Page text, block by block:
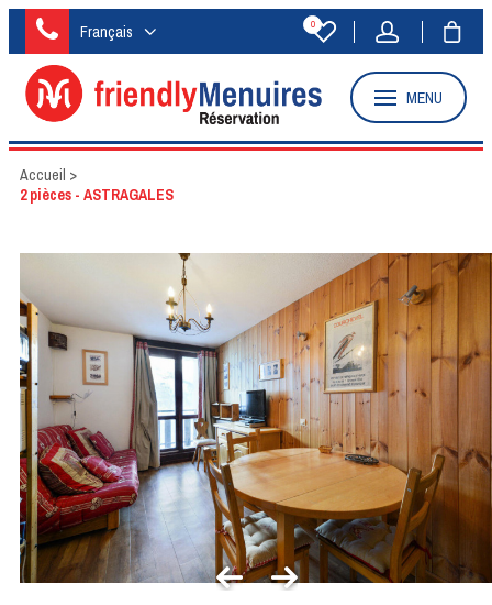
Français 0
MENU
Accueil >
2 pièces - ASTRAGALES